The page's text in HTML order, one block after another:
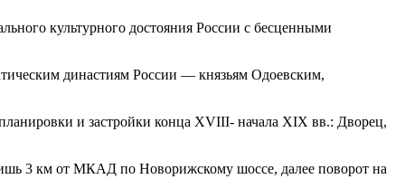
культурного достояния России с бесценными
династиям России — князьям Одоевским,
и застройки конца XVIII- начала XIX вв.: Дворец,
3 км от МКАД по Новорижскому шоссе, далее поворот на